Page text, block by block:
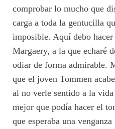
comprobar lo mucho que
carga a toda la gentucilla
imposible. Aquí debo hacer
Margaery, a la que echaré
odiar de forma admirable.
que el joven Tommen
al no verle sentido a la
mejor que podía hacer el
que esperaba una